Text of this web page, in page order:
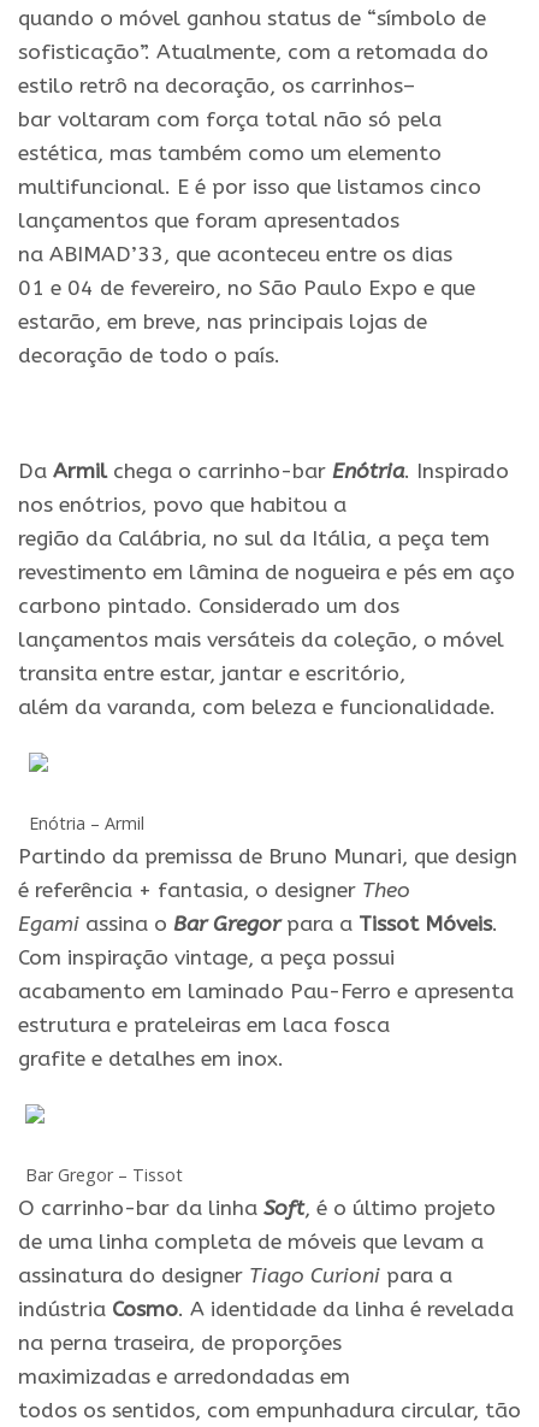
quando o móvel ganhou status de “símbolo de
sofisticação”. Atualmente, com a retomada do
estilo retrô na decoração, os carrinhos–
bar voltaram com força total não só pela
estética, mas também como um elemento
multifuncional. E é por isso que listamos cinco
lançamentos que foram apresentados
na ABIMAD’33, que aconteceu entre os dias
01 e 04 de fevereiro, no São Paulo Expo e que
estarão, em breve, nas principais lojas de
decoração de todo o país.
Da Armil chega o carrinho-bar Enótria. Inspirado
nos enótrios, povo que habitou a
região da Calábria, no sul da Itália, a peça tem
revestimento em lâmina de nogueira e pés em aço
carbono pintado. Considerado um dos
lançamentos mais versáteis da coleção, o móvel
transita entre estar, jantar e escritório,
além da varanda, com beleza e funcionalidade.
Enótria – Armil
Partindo da premissa de Bruno Munari, que design
é referência + fantasia, o designer Theo
Egami assina o BarGregor para a Tissot Móveis.
Com inspiração vintage, a peça possui
acabamento em laminado Pau-Ferro e apresenta
estrutura e prateleiras em laca fosca
grafite e detalhes em inox.
BarGregor – Tissot
O carrinho-bar da linha Soft, é o último projeto
de uma linha completa de móveis que levam a
assinatura do designer Tiago Curioni para a
indústria Cosmo. A identidade da linha é revelada
na perna traseira, de proporções
maximizadas e arredondadas em
todos os sentidos, com empunhadura circular, tão